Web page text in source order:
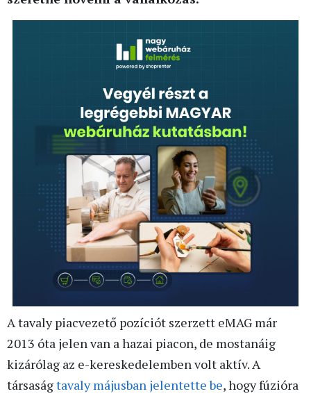
A tavaly piacvezető pozíciót szerzett eMAG már
2013 óta jelen van a hazai piacon, de mostanáig
kizárólag az e-kereskedelemben volt aktív. A
társaságtavaly májusban jelentette be, hogy fúzióra